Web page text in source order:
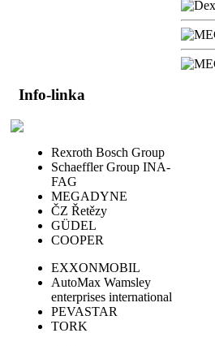
Info-linka
Rexroth Bosch Group
Schaeffler Group INA-
FAG
MEGADYNE
ČZ Řetězy
GÜDEL
COOPER
EXXONMOBIL
AutoMax Wamsley
enterprises international
PEVASTAR
TORK